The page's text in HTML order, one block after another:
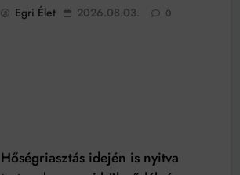
Egri Élet 2026.08.03. 0
Hőségriasztás idején is nyitva